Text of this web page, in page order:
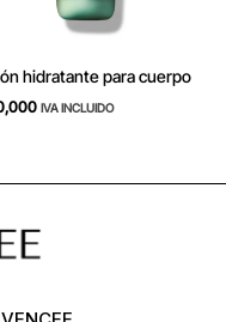
hidratante para cuerpo
IVA INCLUIDO